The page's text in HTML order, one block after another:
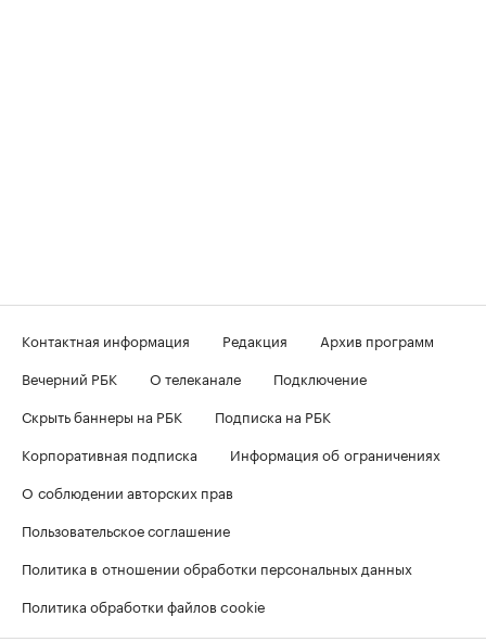
Контактная информация Редакция
Архив программ
Вечерний РБК
О телеканале
Подключение
Скрыть баннеры на РБК
Подписка на РБК
Корпоративная подписка
Информация об ограничениях
О соблюдении авторских прав
Пользовательское соглашение
Политика в отношении обработки персональных данных
Политика обработки файлов cookie